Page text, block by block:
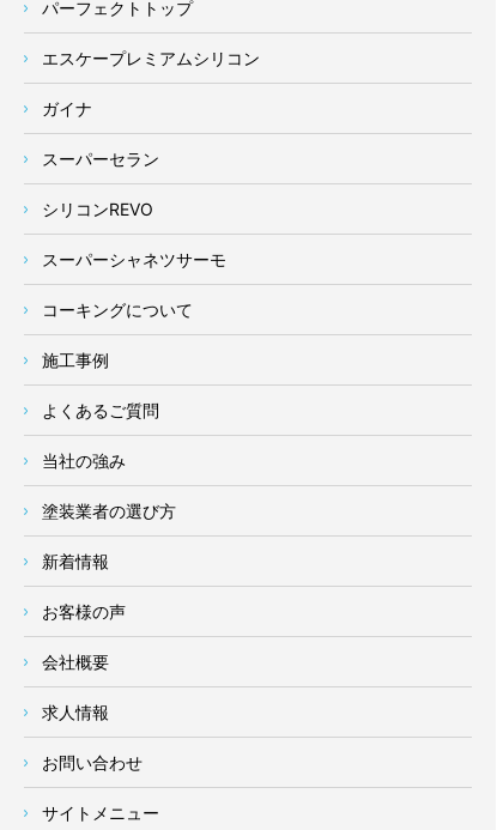
パーフェクトトップ
エスケープレミアムシリコン
ガイナ
スーパーセラン
シリコンREVO
スーパーシャネツサーモ
コーキングについて
施工事例
よくあるご質問
当社の強み
塗装業者の選び方
新着情報
お客様の声
会社概要
求人情報
お問い合わせ
サイトメニュー